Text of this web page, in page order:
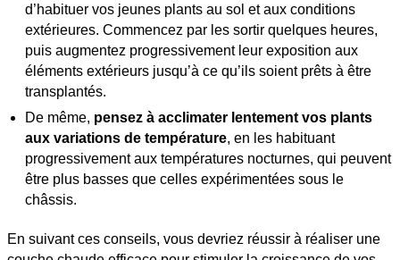
d’habituer vos jeunes plants au sol et aux conditions
extérieures. Commencez par les sortir quelques heures,
puis augmentez progressivement leur exposition aux
éléments extérieurs jusqu’à ce qu’ils soient prêts à être
transplantés.
De même, pensez à acclimater lentement vos plants
aux variations de température, en les habituant
progressivement aux températures nocturnes, qui peuvent
être plus basses que celles expérimentées sous le
châssis.
En suivant ces conseils, vous devriez réussir à réaliser une